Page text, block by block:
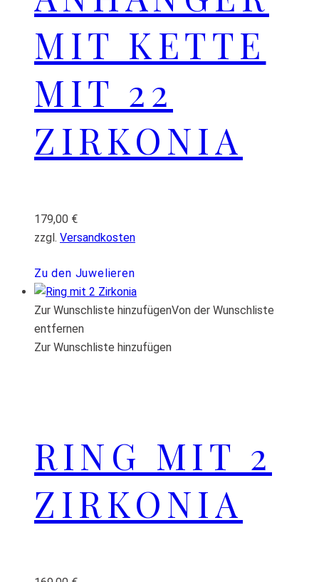
MIT KETTE
MIT 22
ZIRKONIA
179,00 €
zzgl. Versandkosten
Zu den Juwelieren
Zur Wunschliste hinzufügenVon der Wunschliste
entfernen
Zur Wunschliste hinzufügen
RING MIT 2
ZIRKONIA